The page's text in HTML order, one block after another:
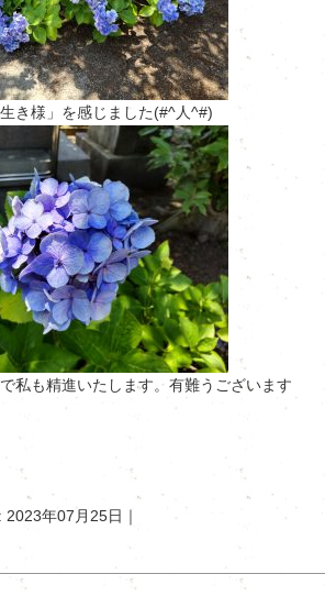
き様」を感じました(#^人^#)
私も精進いたします。有難うございます
2023年07月25日